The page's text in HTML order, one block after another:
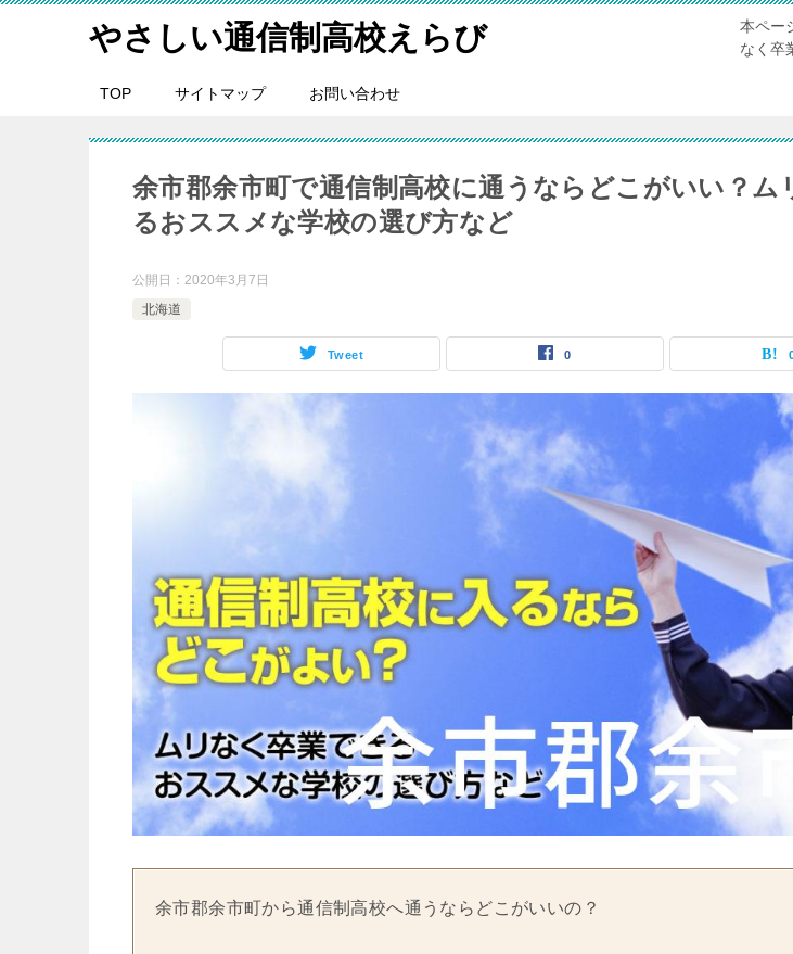
やさしい通信制高校えらび
本ペー
なく卒
TOP サイトマップ お問い合わせ
余市郡余市町で通信制高校に通うならどこがいい？ム
るおススメな学校の選び方など
公開日： 2020年3月7日
北海道
Tweet 0
余市郡余市町から通信制高校へ通うならどこがいいの？